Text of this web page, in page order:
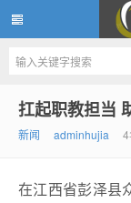
头条中国网
扛起职教担当
新闻 adminhujia 4
在江西省彭泽县